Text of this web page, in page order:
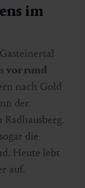
im
vor rund
nach Gold
der
die
Heute lebt
auf.